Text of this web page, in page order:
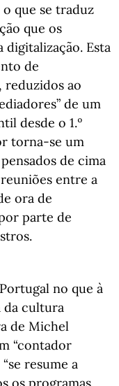
que se traduz
que os
digitalização. Esta
de
reduzidos ao
de um
desde o 1.º
torna-se um
de cima
entre a
ora de
parte de
no que à
da cultura
de Michel
“contador
resume a